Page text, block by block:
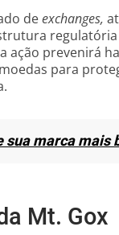
deexchanges,
ação prevenirá
para
marca mais
Mt. Gox